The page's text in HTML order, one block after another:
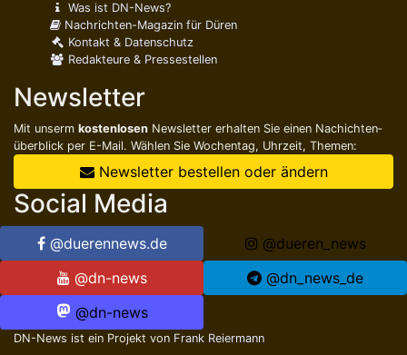
Was ist DN-News?
Nachrichten-Magazin für Düren
Kontakt & Datenschutz
Redakteure & Pressestellen
Newsletter
Mit unserm kostenlosen Newsletter erhalten Sie einen Nachichten­
überblick per E-Mail. Wählen Sie Wochentag, Uhrzeit, Themen:
Newsletter bestellen oder ändern
Social Media
@duerennews.de
@dueren_news
@dn-news
@dn_news_de
@dn-news
DN-News ist ein Projekt von Frank Reiermann